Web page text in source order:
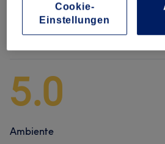
Salonbewertungen
5.0
Ambiente
Cookie-
Einstellungen